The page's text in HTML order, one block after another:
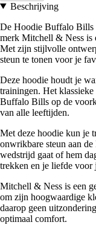
Beschrijving
De Hoodie Buffalo Bills
merk Mitchell & Ness is
Met zijn stijlvolle
steun te tonen voor je
Deze hoodie houdt je
trainingen. Het
Buffalo Bills op de
van alle leeftijden.
Met deze hoodie kun je
onwrikbare steun aan
wedstrijd gaat of hem
trekken en je liefde voor
Mitchell & Ness is een
om zijn hoogwaardige
daarop geen
optimaal comfort.